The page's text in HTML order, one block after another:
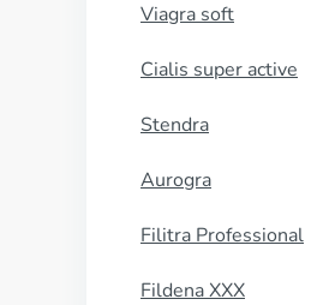
Viagra soft
Cialis super active
Stendra
Aurogra
Filitra Professional
Fildena XXX